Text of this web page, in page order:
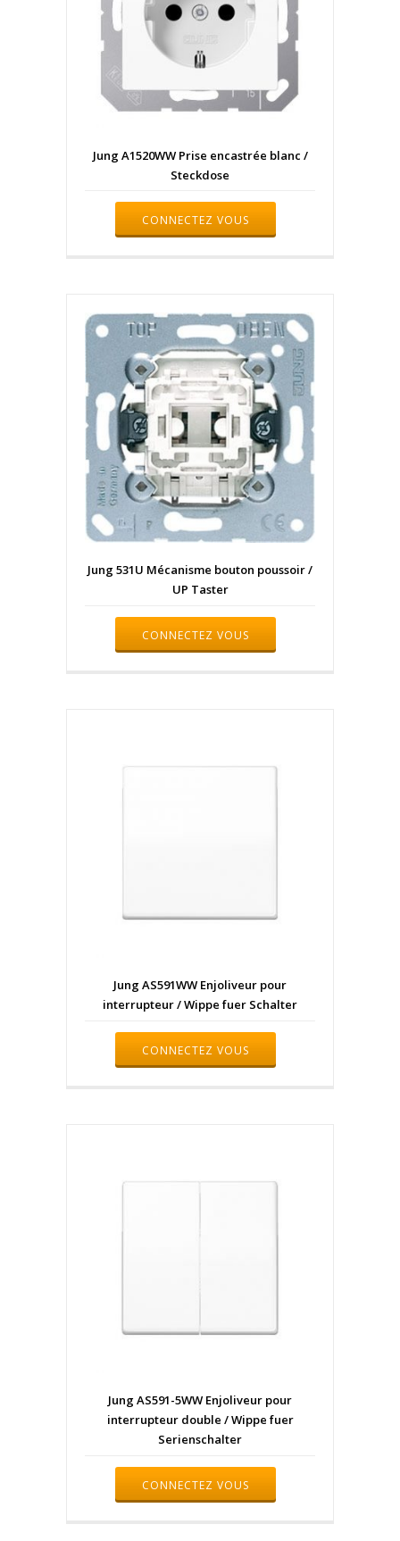
Jung A1520WW Prise encastrée blanc /
Steckdose
CONNECTEZ VOUS
Jung 531U Mécanisme bouton poussoir /
UP Taster
CONNECTEZ VOUS
Jung AS591WW Enjoliveur pour
interrupteur / Wippe fuer Schalter
CONNECTEZ VOUS
Jung AS591-5WW Enjoliveur pour
interrupteur double / Wippe fuer
Serienschalter
CONNECTEZ VOUS